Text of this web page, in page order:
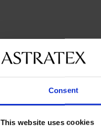
Consent
This website uses cookies